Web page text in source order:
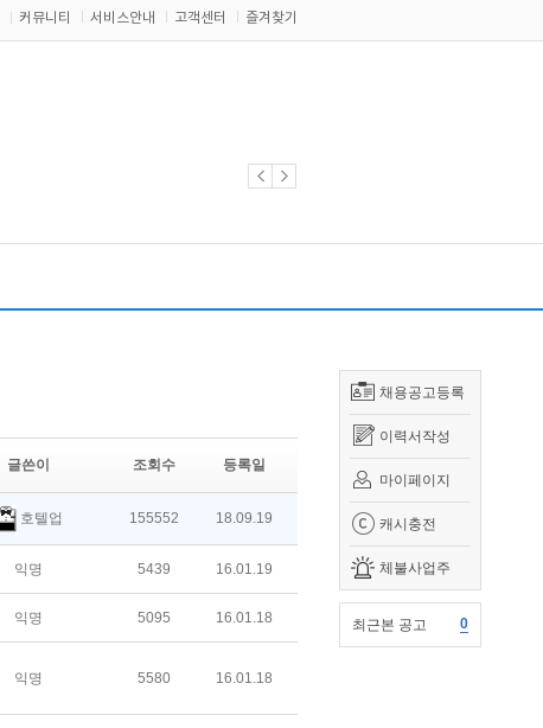
커뮤니티 서비스안내 고객센터 즐겨찾기
채용공고등록
이력서작성
마이페이지
캐시충전
체불사업주
최근본 공고 0
글쓴이 조회수 등록일
호텔업 155552 18.09.19
익명 5439 16.01.19
익명 5095 16.01.18
익명 5580 16.01.18